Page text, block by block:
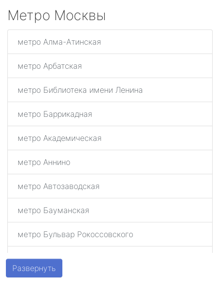
Метро Москвы
метро Алма-Атинская
метро Арбатская
метро Библиотека имени Ленина
метро Баррикадная
метро Академическая
метро Аннино
метро Автозаводская
метро Бауманская
метро Бульвар Рокоссовского
метро Беговая
Развернуть